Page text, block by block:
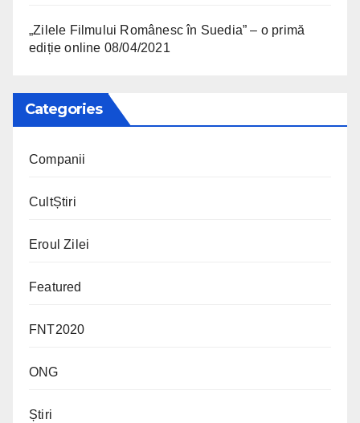
„Zilele Filmului Românesc în Suedia” – o primă
ediție online 08/04/2021
Categories
Companii
CultȘtiri
Eroul Zilei
Featured
FNT2020
ONG
Știri